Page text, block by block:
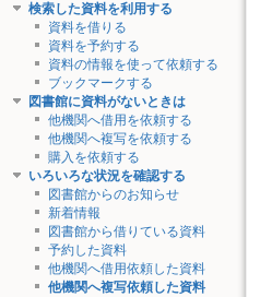
検索した資料を利用する
資料を借りる
資料を予約する
資料の情報を使って依頼する
ブックマークする
図書館に資料がないときは
他機関へ借用を依頼する
他機関へ複写を依頼する
購入を依頼する
いろいろな状況を確認する
図書館からのお知らせ
新着情報
図書館から借りている資料
予約した資料
他機関へ借用依頼した資料
他機関へ複写依頼した資料